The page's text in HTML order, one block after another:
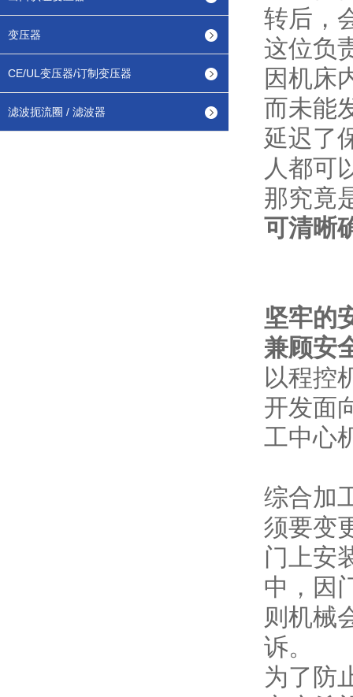
变压器
CE/UL变压器/订制变压器
滤波扼流圈 / 滤波器
转后，
这位负
因机床
而未能
延迟了
人都可
那究竟
可清晰
坚牢的
兼顾安
以程控
开发面
工中心
综合加
须要变
门上安
中，因
则机械
诉。
为了防